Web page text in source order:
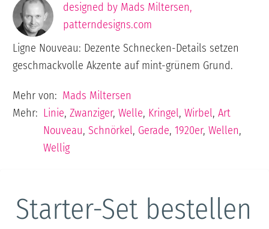
designed by Mads Miltersen,
patterndesigns.com
Ligne Nouveau: Dezente Schnecken-Details setzen
geschmackvolle Akzente auf mint-grünem Grund.
Mehr von: Mads Miltersen
Mehr: Linie,Zwanziger,Welle, Kringel,Wirbel,Art
Nouveau,Schnörkel, Gerade,1920er,Wellen,
Wellig
Starter-Set bestellen